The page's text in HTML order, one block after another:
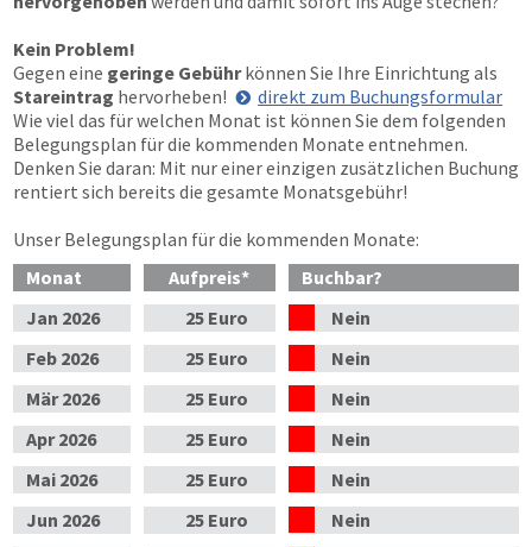
Kein Problem!
Gegen eine geringe Gebührkönnen Sie Ihre Einrichtung als
Stareintrag hervorheben!
direkt zum Buchungsformular
Wie viel das für welchen Monat ist können Sie dem folgenden
Belegungsplan für die kommenden Monate entnehmen.
Denken Sie daran: Mit nur einer einzigen zusätzlichen Buchung
rentiert sich bereits die gesamte Monatsgebühr!
Unser Belegungsplan für die kommenden Monate:
Monat
Aufpreis*
Buchbar?
Jan 2026 25 Euro
Nein
Feb 2026 25 Euro
Nein
Mär2026 25 Euro
Nein
Apr2026 25 Euro
Nein
Mai 2026 25 Euro
Nein
Jun 2026 25 Euro
Nein